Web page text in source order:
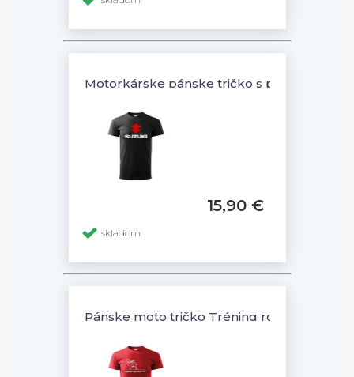
Motorkárske pánske tričko s potlačou
15,90 €
skladom
Pánske moto tričko Tréning robí majstra